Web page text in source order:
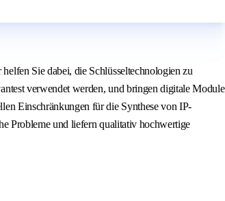
Sie dabei, die Schlüsseltechnologien zu
verwendet werden, und bringen digitale Module
Einschränkungen für die Synthese von IP-
Probleme und liefern qualitativ hochwertige